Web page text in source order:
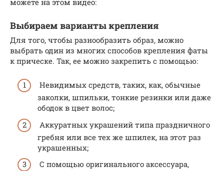
Выбираем варианты крепления
Для того, чтобы разнообразить образ, можно
выбрать один из многих способов крепления фаты
к прическе. Так, ее можно закрепить с помощью:
Невидимых средств, таких, как, обычные
заколки, шпильки, тонкие резинки или даже
ободок в цвет волос;
Аккуратных украшений типа праздничного
гребня или все тех же шпилек, на этот раз
украшенных;
С помощью оригинального аксессуара,